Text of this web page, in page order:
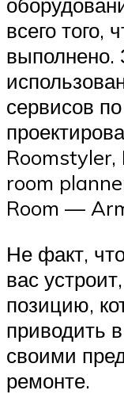
всего того,
выполнено.
сервисов
Roomstyler,
room
Room —
Не факт,
вас
позицию,
приводить
своими
ремонте.